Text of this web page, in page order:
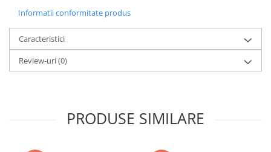
Informatii conformitate produs
Caracteristici
Review-uri(0)
PRODUSE SIMILARE